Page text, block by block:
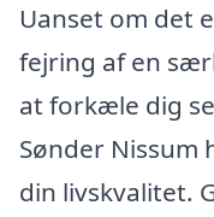
Uanset om det
fejring af en
at forkæle dig
Sønder
din livskvalitet.